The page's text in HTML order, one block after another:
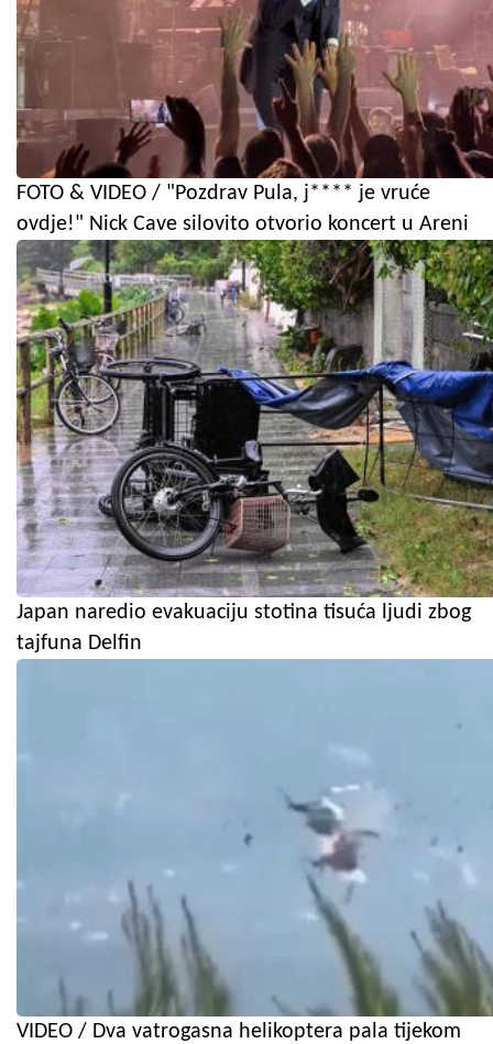
FOTO & VIDEO / "Pozdrav Pula, j**** je vruće
ovdje!" Nick Cave silovito otvorio koncert u Areni
Japan naredio evakuaciju stotina tisuća ljudi zbog
tajfuna Delfin
VIDEO / Dva vatrogasna helikoptera pala tijekom